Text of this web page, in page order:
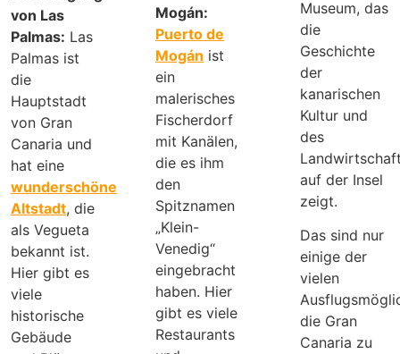
von Las
Palmas: Las
Palmas ist
die
Hauptstadt
von Gran
Canaria und
hat eine
wunderschöne
Altstadt, die
als Vegueta
bekannt ist.
Hier gibt es
viele
historische
Gebäude
Mogán:
Puerto de
Mogán ist
ein
malerisches
Fischerdorf
mit Kanälen,
die es ihm
den
Spitznamen
„Klein-
Venedig“
eingebracht
haben. Hier
gibt es viele
Restaurants
Museum, das
die
Geschichte
der
kanarischen
Kultur und
des
auf der Insel
zeigt.
Das sind nur
einige der
vielen
die Gran
Canaria zu